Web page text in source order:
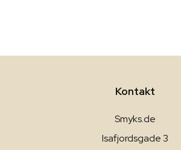
Kontakt
Smyks.de
Isafjordsgade 3